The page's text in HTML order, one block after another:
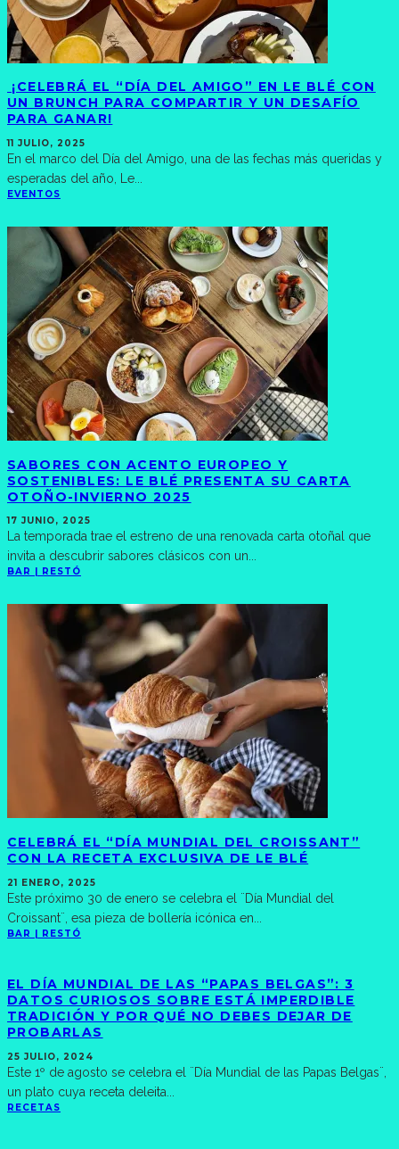
¡CELEBRÁ EL “DÍA DEL AMIGO” EN LE BLÉ CON
UN BRUNCH PARA COMPARTIR Y UN DESAFÍO
PARA GANAR!
11 JULIO, 2025
En el marco del Día del Amigo, una de las fechas más queridas y
esperadas del año, Le
EVENTOS
SABORES CON ACENTO EUROPEO Y
SOSTENIBLES: LE BLÉ PRESENTA SU CARTA
OTOÑO-INVIERNO 2025
17 JUNIO, 2025
La temporada trae el estreno de una renovada carta otoñal que
invita a descubrir sabores clásicos con un...
BAR | RESTÓ
CELEBRÁ EL “DÍA MUNDIAL DEL CROISSANT”
CON LA RECETA EXCLUSIVA DE LE BLÉ
21 ENERO, 2025
Este próximo 30 de enero se celebra el ¨Día Mundial del
Croissant¨, esa pieza de bollería icónica en
BAR | RESTÓ
EL DÍA MUNDIAL DE LAS “PAPAS BELGAS”: 3
DATOS CURIOSOS SOBRE ESTÁ IMPERDIBLE
TRADICIÓN Y POR QUÉ NO DEBES DEJAR DE
PROBARLAS
25 JULIO, 2024
Este 1º de agosto se celebra el ¨Día Mundial de las Papas Belgas¨,
un plato cuya receta deleita
RECETAS